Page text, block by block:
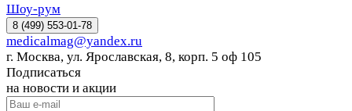
Шоу-рум
8 (499) 553-01-78
medicalmag@yandex.ru
г. Москва, ул. Ярославская, 8, корп. 5 оф 105
Подписаться
на новости и акции